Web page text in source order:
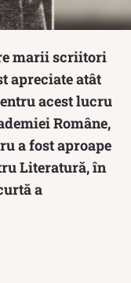
marii scriitori
apreciate atât
acest lucru
Române,
a fost aproape
Literatură, în
a